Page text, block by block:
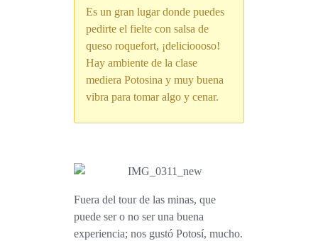
Es un gran lugar donde puedes
pedirte el fielte con salsa de
queso roquefort, ¡delicioooso!
Hay ambiente de la clase
mediera Potosina y muy buena
vibra para tomar algo y cenar.
Fuera del tour de las minas, que
puede ser o no ser una buena
experiencia; nos gustó Potosí, mucho.